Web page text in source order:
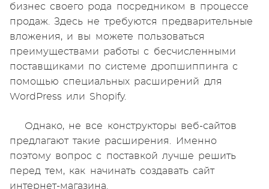
бизнес своего рода посредником в процессе
продаж. Здесь не требуются предварительные
вложения, и вы можете пользоваться
преимуществами работы с бесчисленными
поставщиками по системе дропшиппинга с
помощью специальных расширений для
WordPress или Shopify.
Однако, не все конструкторы веб-сайтов
предлагают такие расширения. Именно
поэтому вопрос с поставкой лучше решить
перед тем, как начинать создавать сайт
интернет-магазина.